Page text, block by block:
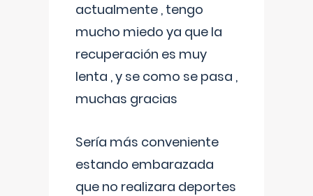
actualmente , tengo
mucho miedo ya que la
recuperación es muy
lenta , y se como se pasa ,
muchas gracias
Sería más conveniente
estando embarazada
que no realizara deportes